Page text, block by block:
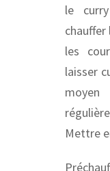
le
chauffer
les
laisser
Mettre